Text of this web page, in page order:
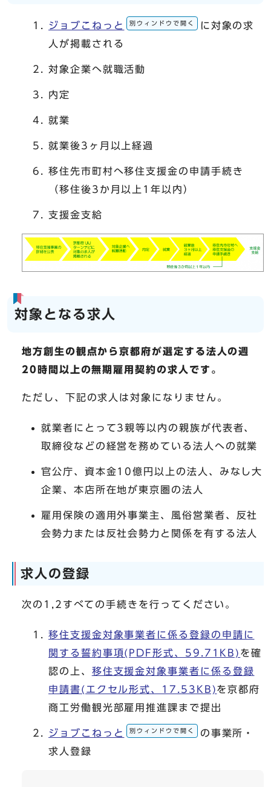
ジョブこねっと 別ウィンドウで開く
に対象の求
人が掲載される
対象企業へ就職活動
内定
就業
就業後3ヶ月以上経過
移住先市町村へ移住支援金の申請手続き
（移住後3か月以上1年以内）
支援金支給
対象となる求人
地方創生の観点から京都府が選定する法人の週
20時間以上の無期雇用契約の求人です。
ただし、下記の求人は対象になりません。
就業者にとって3親等以内の親族が代表者、
取締役などの経営を務めている法人への就業
官公庁、資本金10億円以上の法人、みなし大
企業、本店所在地が東京圏の法人
雇用保険の適用外事業主、風俗営業者、反社
会勢力または反社会勢力と関係を有する法人
求人の登録
次の1,2すべての手続きを行ってください。
移住支援金対象事業者に係る登録の申請に
関する誓約事項(PDF形式、59.71KB) を確
認の上、 移住支援金対象事業者に係る登録
申請書(エクセル形式、17.53KB)を京都府
商工労働観光部雇用推進課まで提出
ジョブこねっと 別ウィンドウで開く
の事業所・
求人登録